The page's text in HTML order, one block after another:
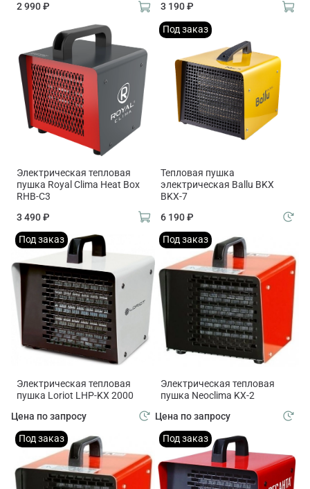
2 990 ₽
3 190 ₽
Электрическая тепловая
пушка Royal Clima Heat Box
RHB-C3
3 490 ₽
Под заказ
Тепловая пушка
электрическая Ballu BKX
BKX-7
6 190 ₽
Под заказ
Электрическая тепловая
пушка Loriot LHP-KX 2000
Цена по запросу
Под заказ
Электрическая тепловая
пушка Neoclima KX-2
Цена по запросу
Под заказ Под заказ